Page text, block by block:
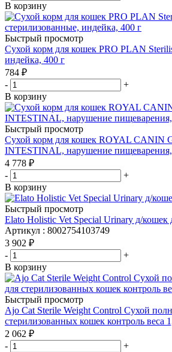
В корзину
Быстрый просмотр
Сухой корм для кошек PRO PLAN
индейка, 400 г
784 ₽
-
+
В корзину
Быстрый просмотр
Сухой корм для кошек ROYAL CANIN
INTESTINAL, нарушение
4 778 ₽
-
+
В корзину
Быстрый просмотр
Elato Holistic Vet Special Urinary д/кошек
Артикул : 8002754103749
3 902 ₽
-
+
В корзину
Быстрый просмотр
Ajo Cat Sterile Weight Control Сухой
стерилизованных кошек контроль веса
2 062 ₽
-
+